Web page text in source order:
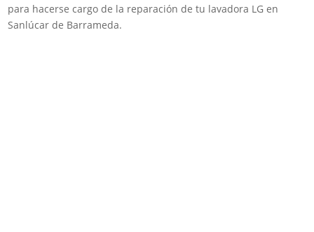
para hacerse cargo de la reparación de tu lavadora LG en
Sanlúcar de Barrameda.